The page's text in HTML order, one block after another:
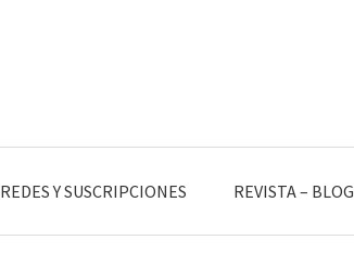
REDES Y SUSCRIPCIONES REVISTA – BLOG